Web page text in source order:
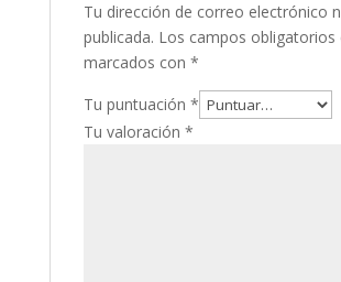
Tu dirección de correo electrónico
publicada. Los campos obligatorios
marcados con *
Tu puntuación *
Tu valoración *